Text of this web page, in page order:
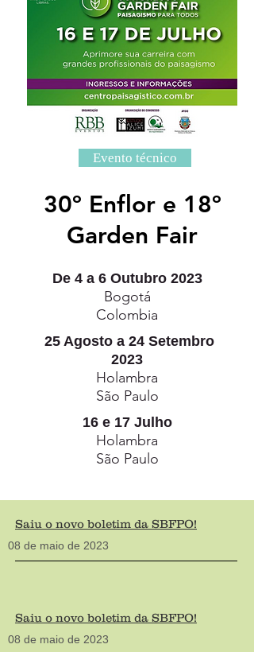
Evento técnico
30º Enflor e 18º
Garden Fair
De 4 a 6 Outubro 2023
Bogotá
Colombia
25 Agosto a 24 Setembro
2023
Holambra
São Paulo
16 e 17 Julho
Holambra
São Paulo
Saiu o novo boletim da SBFPO!
08 de maio de 2023
Saiu o novo boletim da SBFPO!
08 de maio de 2023